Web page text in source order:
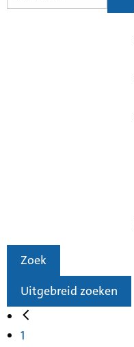
Zoek
Uitgebreid zoeken
1